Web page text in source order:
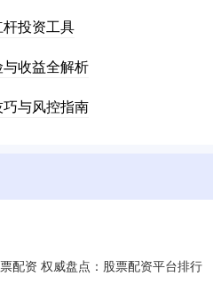
投资工具
收益全解析
与风控指南
配资 权威盘点：股票配资平台排行